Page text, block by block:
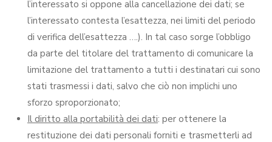
l’interessato si oppone alla cancellazione dei dati; se
l’interessato contesta l’esattezza, nei limiti del periodo
di verifica dell’esattezza ….). In tal caso sorge l’obbligo
da parte del titolare del trattamento di comunicare la
limitazione del trattamento a tutti i destinatari cui sono
stati trasmessi i dati, salvo che ciò non implichi uno
sforzo sproporzionato;
Il diritto alla portabilità dei dati: per ottenere la
restituzione dei dati personali forniti e trasmetterli ad